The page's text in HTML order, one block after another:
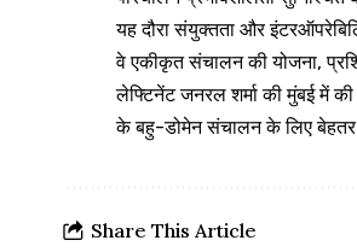
यह दौरा संयुक्तता और
वे एकीकृत संचालन की योजना,
लेफ्टिनेंट जनरल शर्मा की मुंबई में
के बहु-डोमेन संचालन के लिए बेहतर
Share This Article